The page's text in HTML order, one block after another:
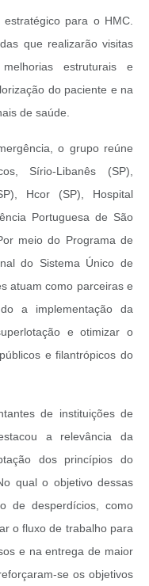
para o HMC.
que realizarão visitas
estruturais e
do paciente e na
de saúde.
o grupo reúne
Sírio-Libanês (SP),
Hcor (SP), Hospital
Portuguesa de São
meio do Programa de
do Sistema Único de
atuam como parceiras e
a implementação da
e otimizar o
e filantrópicos do
de instituições de
a relevância da
dos princípios do
qual o objetivo dessas
de desperdícios, como
o fluxo de trabalho para
e na entrega de maior
se os objetivos